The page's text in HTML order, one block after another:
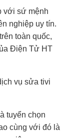
với sứ mệnh
nghiệp uy tín.
toàn quốc,
Điện Tử HT
vụ sửa tivi
tuyển chọn
cùng với đó là